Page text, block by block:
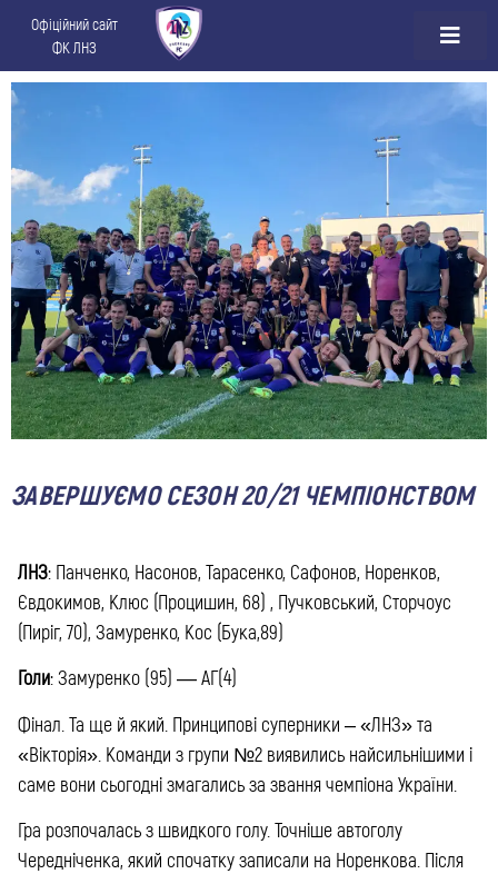
Офіційний сайт
ФК ЛНЗ
ЗАВЕРШУЄМО СЕЗОН 20/21 ЧЕМПІОНСТВОМ
ЛНЗ: Панченко, Насонов, Тарасенко, Сафонов, Норенков,
Євдокимов, Клюс (Процишин, 68) , Пучковський, Сторчоус
(Пиріг, 70), Замуренко, Кос (Бука,89)
Голи: Замуренко (95) — АГ(4)
Фінал. Та ще й який. Принципові суперники – «ЛНЗ» та
«Вікторія». Команди з групи №2 виявились найсильнішими і
саме вони сьогодні змагались за звання чемпіона України.
Гра розпочалась з швидкого голу. Точніше автоголу
Чередніченка, який спочатку записали на Норенкова. Після